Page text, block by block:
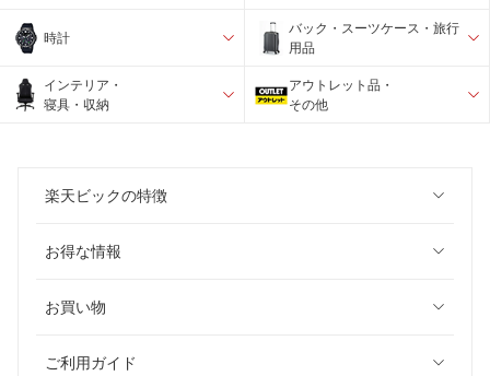
時計
バック・スーツケース・旅行
用品
インテリア・
寝具・収納
アウトレット品・
その他
楽天ビックの特徴
お得な情報
お買い物
ご利用ガイド